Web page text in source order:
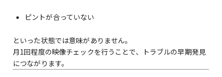
ピントが合っていない
といった状態では意味がありません。
月1回程度の映像チェックを行うことで、トラブルの早期発見
につながります。